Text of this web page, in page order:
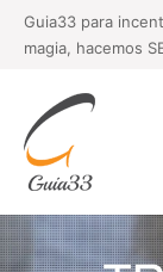
Guia33 para
magia, hacemos